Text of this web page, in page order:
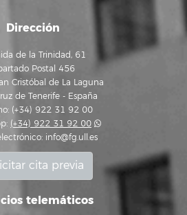
Dirección
de la Trinidad, 61
Postal 456
Cristóbal de La Laguna
de Tenerife - España
(+34) 922 31 92 00
(+34) 922 31 92 00
info@fg.ull.es
cita previa
telemáticos